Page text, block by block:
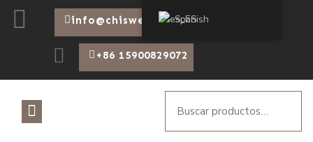
info@chiswear.com
+86 15900829072
Spanish